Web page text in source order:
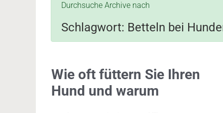
Durchsuche Archive nach
Schlagwort: Betteln bei
Wie oft füttern Sie Ihren
Hund und warum